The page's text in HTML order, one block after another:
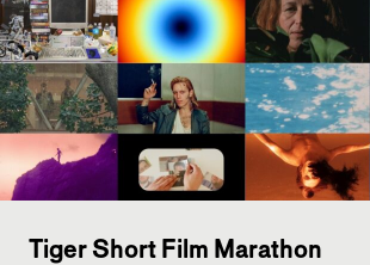
Tiger Short Film Marathon